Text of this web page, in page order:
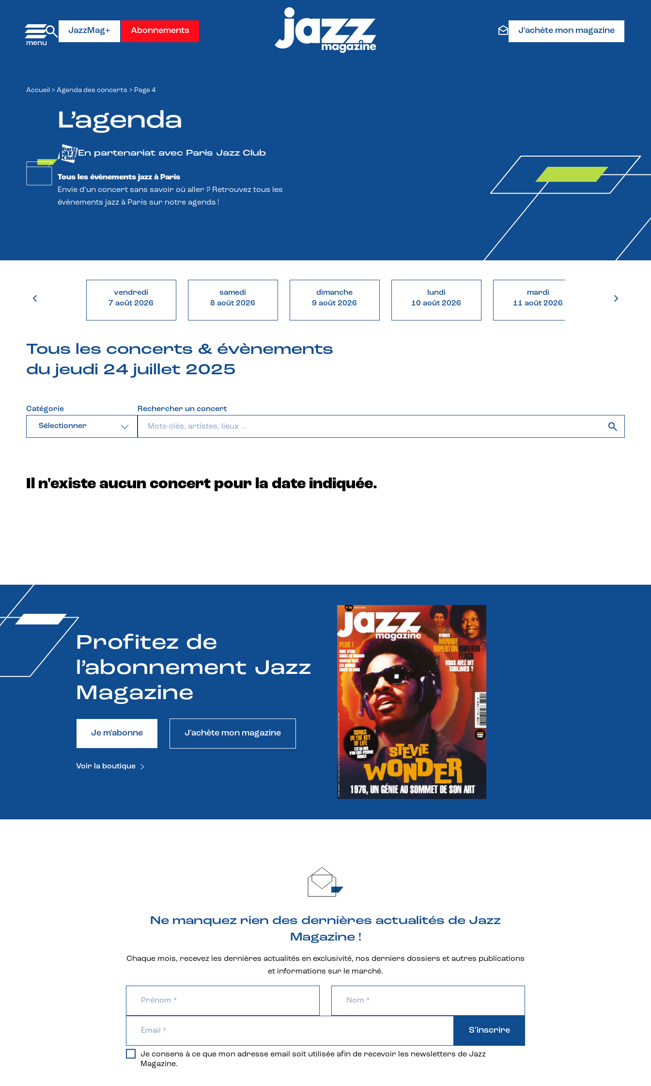
JazzMag+ Abonnements J'achète mon magazine
Accueil > Agenda des concerts > Page 4
L’agenda
En partenariat avec Paris Jazz Club
Tous les évènements jazz à Paris
Envie d’un concert sans savoir où aller ? Retrouvez tous les
évènements jazz à Paris sur notre agenda !
vendredi
7 août 2026
samedi
8 août 2026
dimanche
9 août 2026
lundi
10 août 2026
mardi
11 août 2026
12 août
Tous les concerts & évènements
du jeudi 24 juillet 2025
Catégorie
Sélectionner
Rechercher un concert
Il n'existe aucun concert pour la date indiquée.
Profitez de
l’abonnement Jazz
Magazine
Je m'abonne J'achète mon magazine
Voir la boutique
Ne manquez rien des dernières actualités de Jazz
Magazine !
Chaque mois, recevez les dernières actualités en exclusivité, nos derniers dossiers et autres publications
et informations sur le marché.
Je consens à ce que mon adresse email soit utilisée afin de recevoir les newsletters de Jazz
Magazine.
S'inscrire